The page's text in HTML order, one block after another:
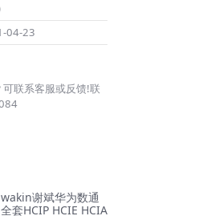
04-23
联系客服或反馈!联
wakin谢斌华为数通
全套HCIP HCIE HCIA